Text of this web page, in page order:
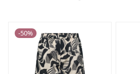
-50%